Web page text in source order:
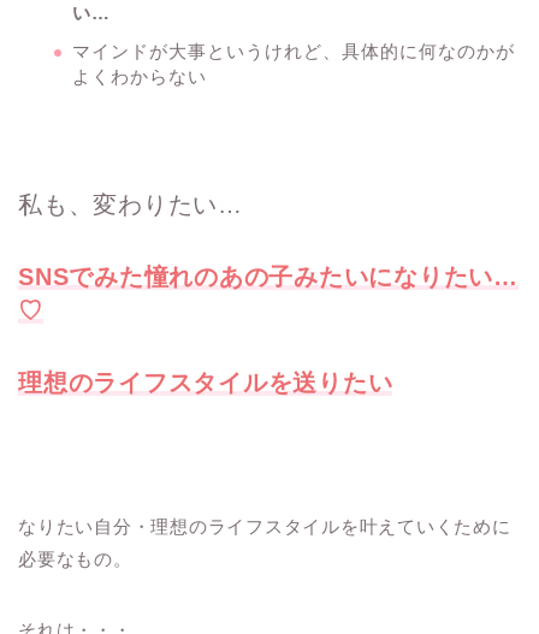
い…
マインドが大事というけれど、具体的に何なのかが
よくわからない
私も、変わりたい…
SNSでみた憧れのあの子みたいになりたい…
♡
理想のライフスタイルを送りたい
なりたい自分・理想のライフスタイルを叶えていくために
必要なもの。
それは・・・